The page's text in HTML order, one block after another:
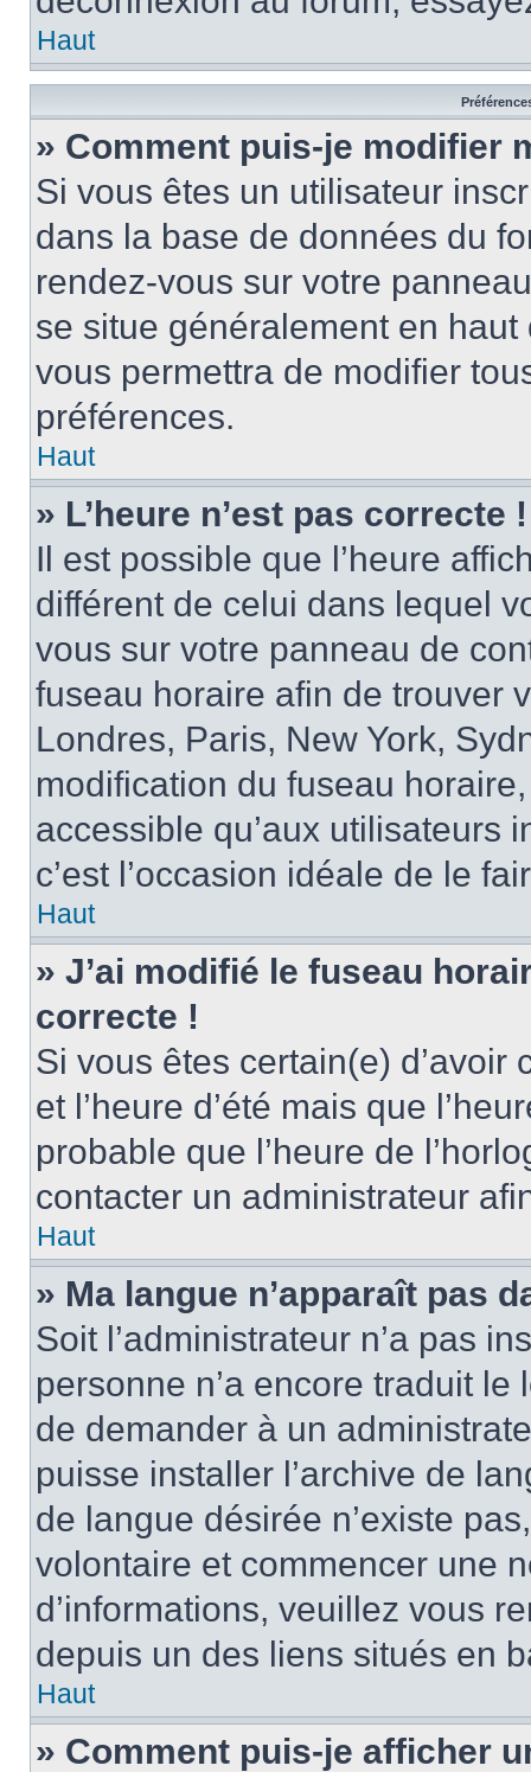
Haut
» Comment puis-je modifier
Si vous êtes un utilisateur
dans la base de données du
rendez-vous sur votre
se situe généralement en
vous permettra de modifier
préférences.
Haut
» L’heure n’est pas correcte !
Il est possible que l’heure
différent de celui dans lequel
vous sur votre panneau de
fuseau horaire afin de trouver
Londres, Paris, New York,
modification du fuseau
accessible qu’aux utilisateurs
c’est l’occasion idéale de le
Haut
» J’ai modifié le fuseau
correcte !
Si vous êtes certain(e)
et l’heure d’été mais que
probable que l’heure de
contacter un administrateur
Haut
» Ma langue n’apparaît pas
Soit l’administrateur n’a pas
personne n’a encore traduit
de demander à un
puisse installer l’archive de
de langue désirée n’existe
volontaire et commencer une
d’informations, veuillez vous
depuis un des liens situés en
Haut
» Comment puis-je afficher